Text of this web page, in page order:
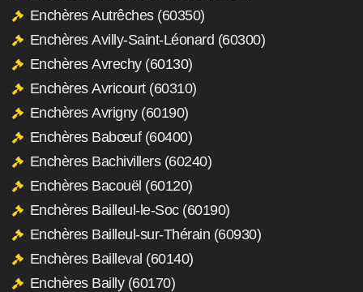
Enchères Autrêches (60350)
Enchères Avilly-Saint-Léonard (60300)
Enchères Avrechy (60130)
Enchères Avricourt (60310)
Enchères Avrigny (60190)
Enchères Babœuf (60400)
Enchères Bachivillers (60240)
Enchères Bacouël (60120)
Enchères Bailleul-le-Soc (60190)
Enchères Bailleul-sur-Thérain (60930)
Enchères Bailleval (60140)
Enchères Bailly (60170)